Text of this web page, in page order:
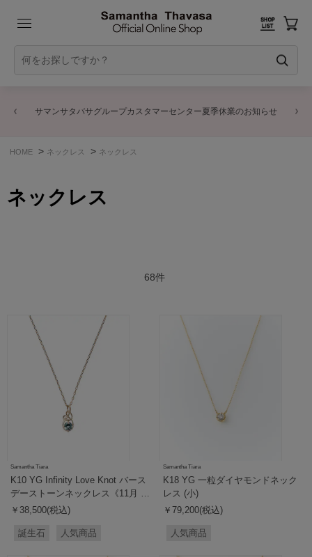
サマンサタバサグループカスタマーセンター夏季休業のお知らせ
HOME > ネックレス > ネックレス
ネックレス
68件
Samantha Tiara
K10 YG Infinity Love Knot バース
デーストーンネックレス《11月 誕
生石》
￥38,500(税込)
誕生石 人気商品
Samantha Tiara
K18 YG 一粒ダイヤモンドネック
レス (小)
￥79,200(税込)
人気商品